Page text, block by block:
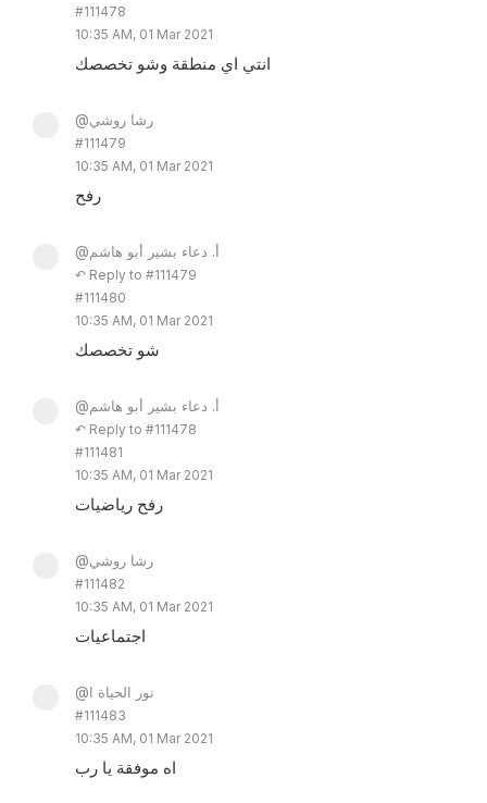
#111478
10:35 AM, 01 Mar 2021
انتي اي منطقة وشو تخصصك
@رشا روشي
#111479
10:35 AM, 01 Mar 2021
رفح
@أ. دعاء بشير أبو هاشم
↶ Reply to #111479
#111480
10:35 AM, 01 Mar 2021
شو تخصصك
@أ. دعاء بشير أبو هاشم
↶ Reply to #111478
#111481
10:35 AM, 01 Mar 2021
رفح رياضيات
@رشا روشي
#111482
10:35 AM, 01 Mar 2021
اجتماعيات
@نور الحياة ا
#111483
10:35 AM, 01 Mar 2021
اه موفقة يا رب